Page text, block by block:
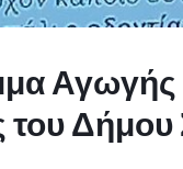
Αγωγής
του